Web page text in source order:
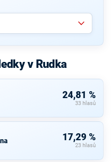
v Rudka
24,81 %
33 hlasů
17,29 %
23 hlasů